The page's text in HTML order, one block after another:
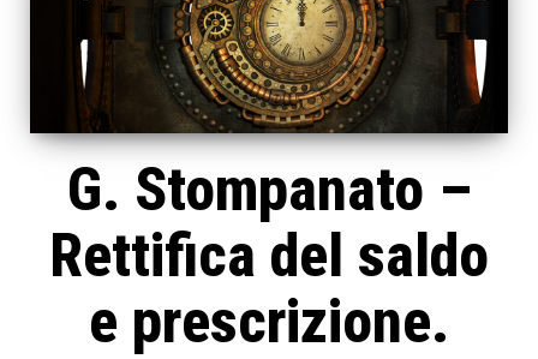
G. Stompanato –
Rettifica del saldo
e prescrizione.